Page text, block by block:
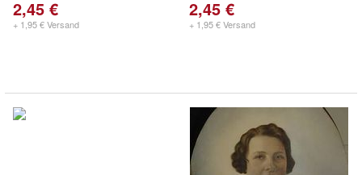
2,45 €
+ 1,95 € Versand
2,45 €
+ 1,95 € Versand